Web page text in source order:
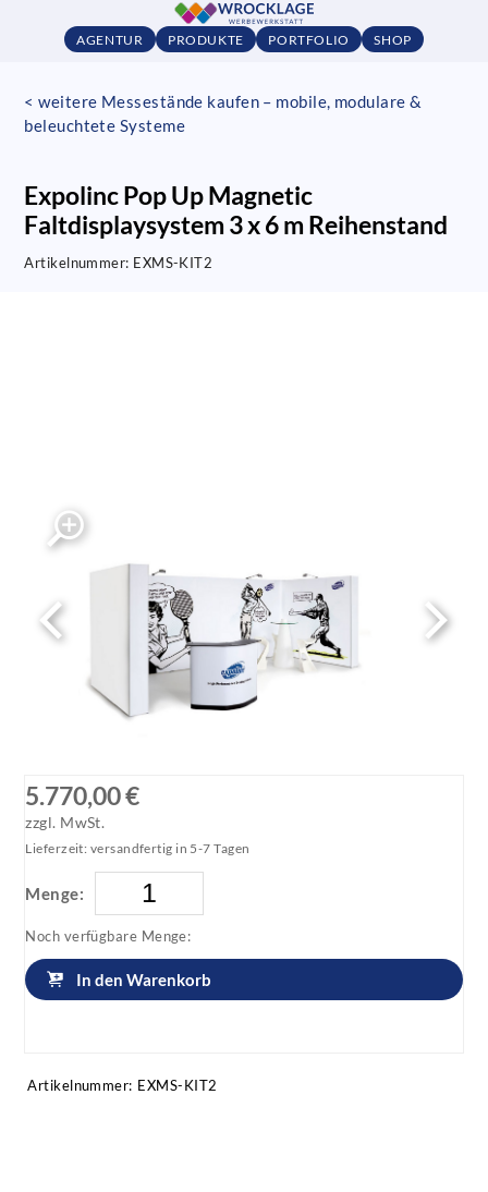
AGENTUR PRODUKTE PORTFOLIO SHOP
< weitere Messestände kaufen – mobile, modulare &
beleuchtete Systeme
Expolinc Pop Up Magnetic
Faltdisplaysystem 3 x 6 m Reihenstand
Artikelnummer: EXMS-KIT2
5.770,00 €
zzgl. MwSt.
Lieferzeit: versandfertig in 5-7 Tagen
Menge:
Noch verfügbare Menge:
In den Warenkorb
Artikelnummer: EXMS-KIT2